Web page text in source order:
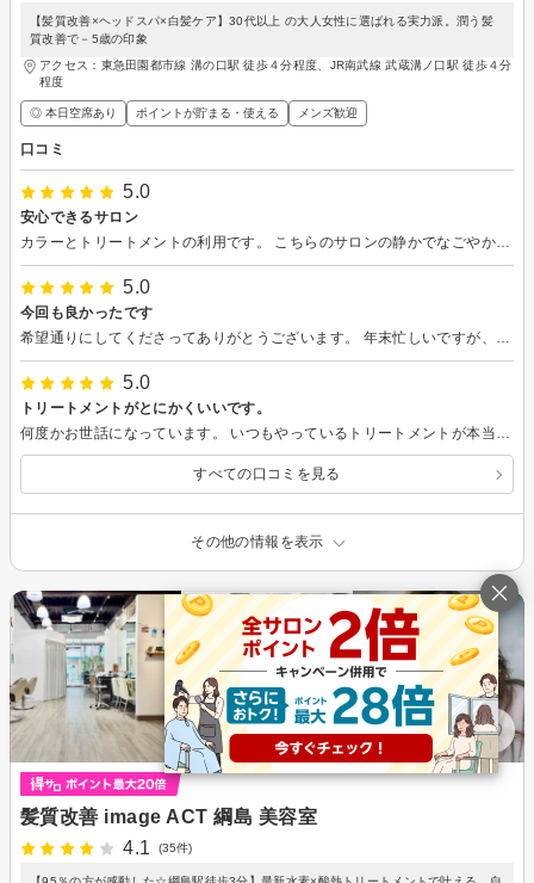
【髪質改善×ヘッドスパ×白髪ケア】30代以上 の大人女性に選ばれる実力派。潤う髪
質改善で－5歳の印象
アクセス：東急田園都市線 溝の口駅 徒歩４分程度、JR南武線 武蔵溝ノ口駅 徒歩４分
程度
◎ 本日空席あり ポイントが貯まる・使える メンズ歓迎
口コミ
5.0
安心できるサロン
カラーとトリートメントの利用です。 こちらのサロンの静かでなごやかな雰囲気が好きで、月に１度通っています。ほとんどのお客さんが同じくリピーターのようで、男性もよくいらっしゃっています。 スタッフさんの技術力も高く安定しているのでいつも安心してお任せしています。 今回は時間を間違えて大遅刻してしまいご迷惑をおかけしましたが、澱みない笑顔と丁寧な施術でリラックスさせていただきました。
5.0
今回も良かったです
希望通りにしてくださってありがとうございます。 年末忙しいですが、美容院来て癒されました。 綺麗になって嬉しいです。 いつも安心してお任せできます。
5.0
トリートメントがとにかくいいです。
何度かお世話になっています。 いつもやっているトリートメントが本当に髪が綺麗になり、毎回お願いしてしまいます。 髪色も色落ちまで可愛く、周りからも好評です。 また行きます。 またよろしくお願いします！
すべての口コミを見る
その他の情報を表示
髪質改善 image ACT 綱島 美容室
4.1
(35件)